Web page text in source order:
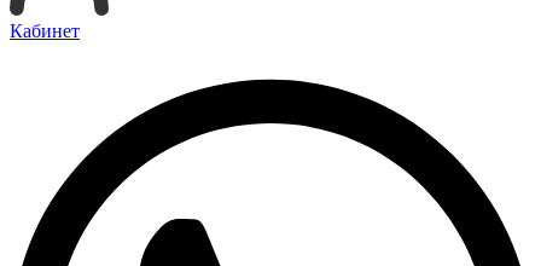
Кабинет